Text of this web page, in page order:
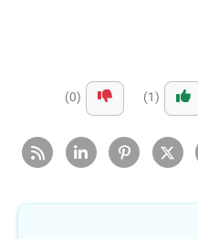
(1)
(0)